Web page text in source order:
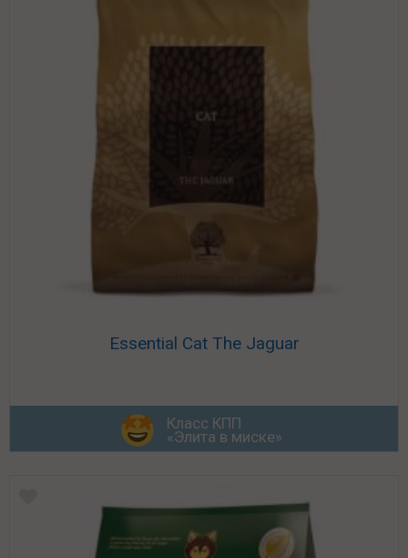
Essential Cat The Jaguar
Класс КПП
«Элита в миске»